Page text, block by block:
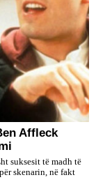
Affleck
suksesit të madh të
skenarin, në fakt